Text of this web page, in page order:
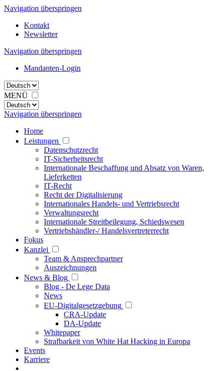
Navigation überspringen
Kontakt
Newsletter
Navigation überspringen
Mandanten-Login
MENÜ
Navigation überspringen
Home
Leistungen
Datenschutzrecht
IT-Sicherheitsrecht
Internationale Beschaffung und Absatz von Waren,
Lieferketten
IT-Recht
Recht der Digitalisierung
Internationales Handels- und Vertriebsrecht
Verwaltungsrecht
Internationale Streitbeilegung, Schiedswesen
Vertriebshändler-/ Handelsvertreterrecht
Fokus
Kanzlei
Team & Ansprechpartner
Auszeichnungen
News & Blog
Blog - De Lege Data
News
EU-Digitalgesetzgebung
CRA-Update
DA-Update
Whitepaper
Strafbarkeit von White Hat Hacking in Europa
Events
Karriere